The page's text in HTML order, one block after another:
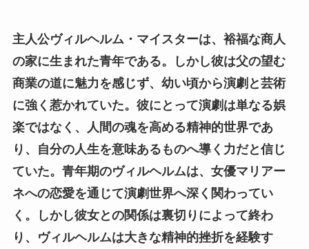
主人公ヴィルヘルム・マイスターは、裕福な商人
の家に生まれた青年である。しかし彼は父の望む
商業の道に魅力を感じず、幼い頃から演劇と芸術
に強く惹かれていた。彼にとって演劇は単なる娯
楽ではなく、人間の魂を高める精神的世界であ
り、自分の人生を意味あるものへ導く力だと信じ
ていた。青年期のヴィルヘルムは、女優マリアー
ネへの恋愛を通じて演劇世界へ深く関わってい
く。しかし彼女との関係は裏切りによって終わ
り、ヴィルヘルムは大きな精神的挫折を経験す